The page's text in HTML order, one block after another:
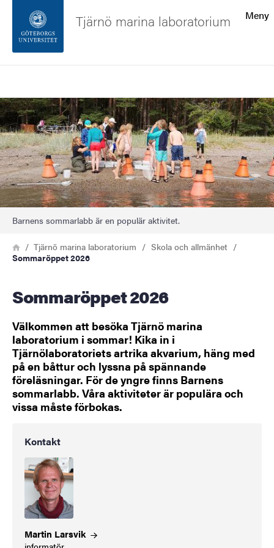
Sidfoten
Om webbplatsen
Meny
Tjärnö marina laboratorium
Bild
Barnens sommarlabb är en populär aktivitet.
Länkstig
HemTjärnö marina laboratorium
Skola och allmänhet
Sommaröppet 2026
Sommaröppet 2026
Välkommen att besöka Tjärnö marina
laboratorium i sommar! Kika in i
Tjärnölaboratoriets artrika akvarium, häng med
på en båttur och lyssna på spännande
föreläsningar. För de yngre finns Barnens
sommarlabb. Våra aktiviteter är populära och
vissa måste förbokas.
Kontakt
Martin Larsvik